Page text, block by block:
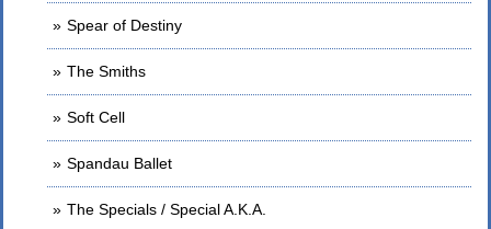
Spear of Destiny
The Smiths
Soft Cell
Spandau Ballet
The Specials / Special A.K.A.